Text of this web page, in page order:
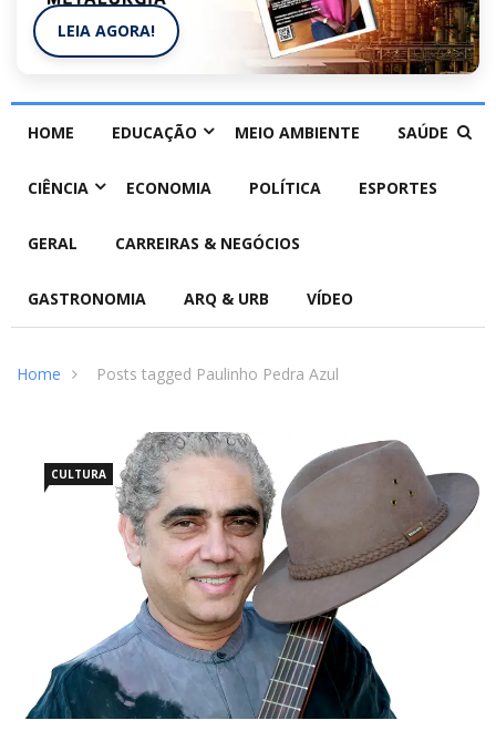
LEIA AGORA!
HOME EDUCAÇÃO MEIO AMBIENTE SAÚDE
CIÊNCIA ECONOMIA POLÍTICA ESPORTES
GERAL CARREIRAS & NEGÓCIOS
GASTRONOMIA ARQ & URB VÍDEO
Home Posts tagged Paulinho Pedra Azul
CULTURA